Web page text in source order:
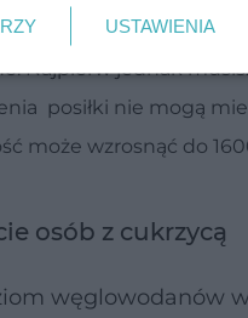
dieta musi pokryć
Najpierw jednak
posiłki nie mogą
może wzrosnąć do
osób z cukrzycą
węglowodanów
USTAWIENIA